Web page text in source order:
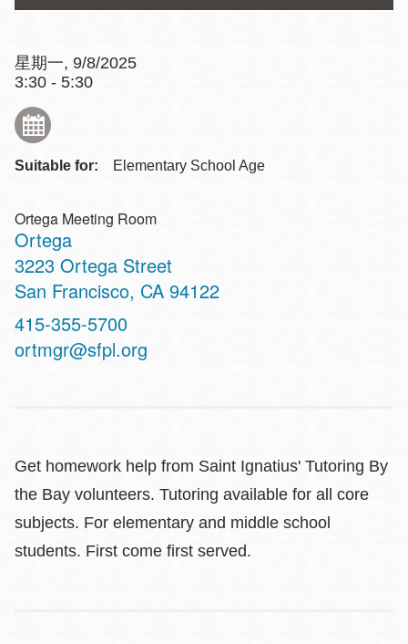
星期一, 9/8/2025
3:30 - 5:30
Suitable for: Elementary School Age
Ortega Meeting Room
Ortega
Address
3223 Ortega Street
San Francisco, CA 94122
Contact
Telephone
415-355-5700
ortmgr@sfpl.org
Get homework help from Saint Ignatius' Tutoring By
the Bay volunteers. Tutoring available for all core
subjects. For elementary and middle school
students. First come first served.